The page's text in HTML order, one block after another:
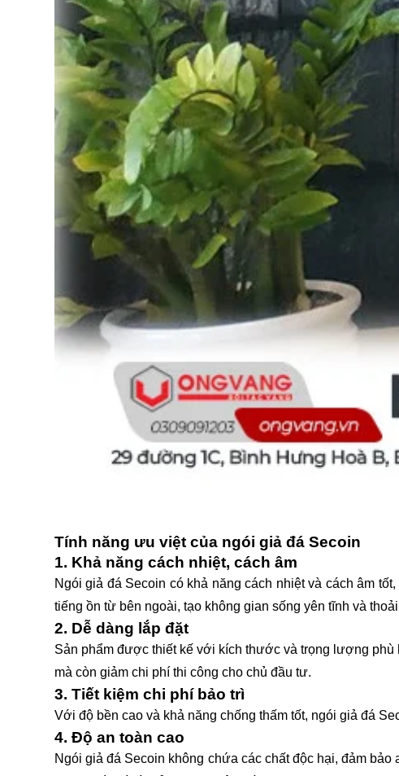
Tính năng ưu việt của ngói giả đá Secoin
1. Khả năng cách nhiệt, cách âm
Ngói giả đá Secoin có khả năng cách nhiệt và cách âm
tiếng ồn từ bên ngoài, tạo không gian sống yên tĩnh và
2. Dễ dàng lắp đặt
Sản phẩm được thiết kế với kích thước và trọng lượng
mà còn giảm chi phí thi công cho chủ đầu tư.
3. Tiết kiệm chi phí bảo trì
Với độ bền cao và khả năng chống thấm tốt, ngói giả đá
4. Độ an toàn cao
Ngói giả đá Secoin không chứa các chất độc hại, đảm